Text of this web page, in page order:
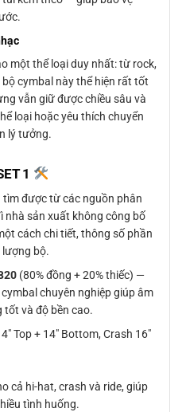
một thể loại duy nhất: từ rock,
cymbal này thể hiện rất tốt
vẫn giữ được chiều sâu và
loại hoặc yêu thích chuyển
lý tưởng.
1
tìm được từ các nguồn phân
nhà sản xuất không công bố
cách chi tiết, thông số phần
lượng bộ.
(80% đồng + 20% thiếc) —
chuyên nghiệp giúp âm
tốt và độ bền cao.
Top + 14″ Bottom, Crash 16″
cả hi-hat, crash và ride, giúp
tình huống.